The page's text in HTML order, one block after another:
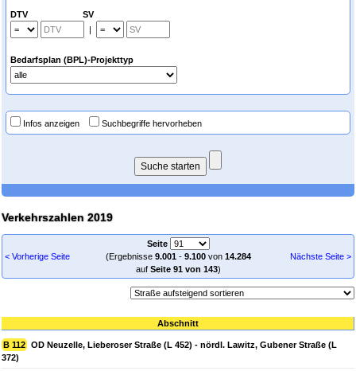
DTV SV
|
Bedarfsplan (BPL)-Projekttyp
Infos anzeigen Suchbegriffe hervorheben
Verkehrszahlen 2019
< Vorherige Seite
Seite
(Ergebnisse 9.001- 9.100von 14.284
auf Seite 91 von 143)
Nächste Seite >
Abschnitt
B 112 OD Neuzelle, Lieberoser Straße (L 452) - nördl. Lawitz, Gubener Straße (L
372)